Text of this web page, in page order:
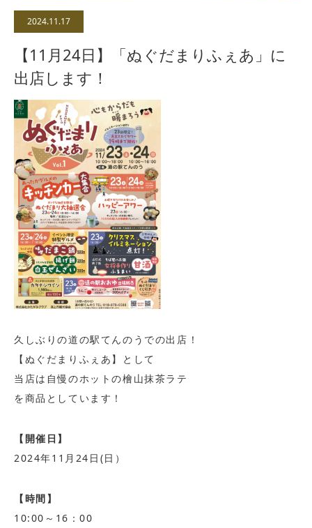
2024.11.17
【11月24日】「ぬぐだまりふぇあ」に
出店します！
久しぶりの道の駅てんのうでの出店！
【ぬぐだまりふぇあ】として
当店は自慢のホットの檜山抹茶ラテ
を商品としています！
【開催日】
2024年11月24日(日）
【時間】
10:00～16：00